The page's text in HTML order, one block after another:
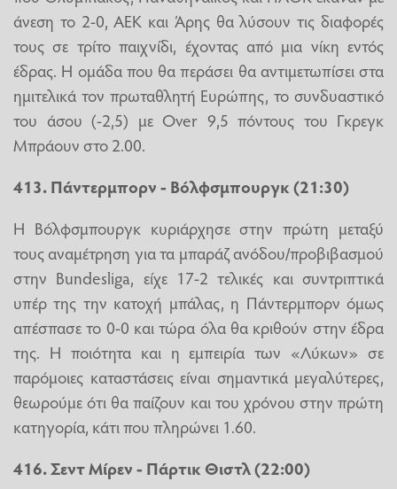
άνεση το 2-0, ΑΕΚ και Άρης θα λύσουν τις διαφορές
τους σε τρίτο παιχνίδι, έχοντας από μια νίκη εντός
έδρας. Η ομάδα που θα περάσει θα αντιμετωπίσει στα
ημιτελικά τον πρωταθλητή Ευρώπης, το συνδυαστικό
του άσου (-2,5) με Over 9,5 πόντους του Γκρεγκ
Μπράουν στο 2.00.
413. Πάντερμπορν - Βόλφσμπουργκ (21:30)
Η Βόλφσμπουργκ κυριάρχησε στην πρώτη μεταξύ
τους αναμέτρηση για τα μπαράζ ανόδου/προβιβασμού
στην Bundesliga, είχε 17-2 τελικές και συντριπτικά
υπέρ της την κατοχή μπάλας, η Πάντερμπορν όμως
απέσπασε το 0-0 και τώρα όλα θα κριθούν στην έδρα
της. Η ποιότητα και η εμπειρία των «Λύκων» σε
παρόμοιες καταστάσεις είναι σημαντικά μεγαλύτερες,
θεωρούμε ότι θα παίζουν και του χρόνου στην πρώτη
κατηγορία, κάτι που πληρώνει 1.60.
416. Σεντ Μίρεν - Πάρτικ Θιστλ (22:00)